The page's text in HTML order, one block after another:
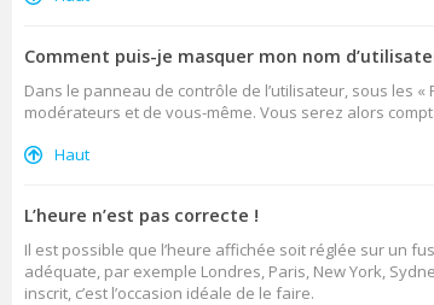
Comment puis-je masquer mon nom
Dans le panneau de contrôle de l’utilisateur, sous les
modérateurs et de vous-même. Vous serez alors
Haut
L’heure n’est pas correcte !
Il est possible que l’heure affichée soit réglée sur un
adéquate, par exemple Londres, Paris, New York,
inscrit, c’est l’occasion idéale de le faire.